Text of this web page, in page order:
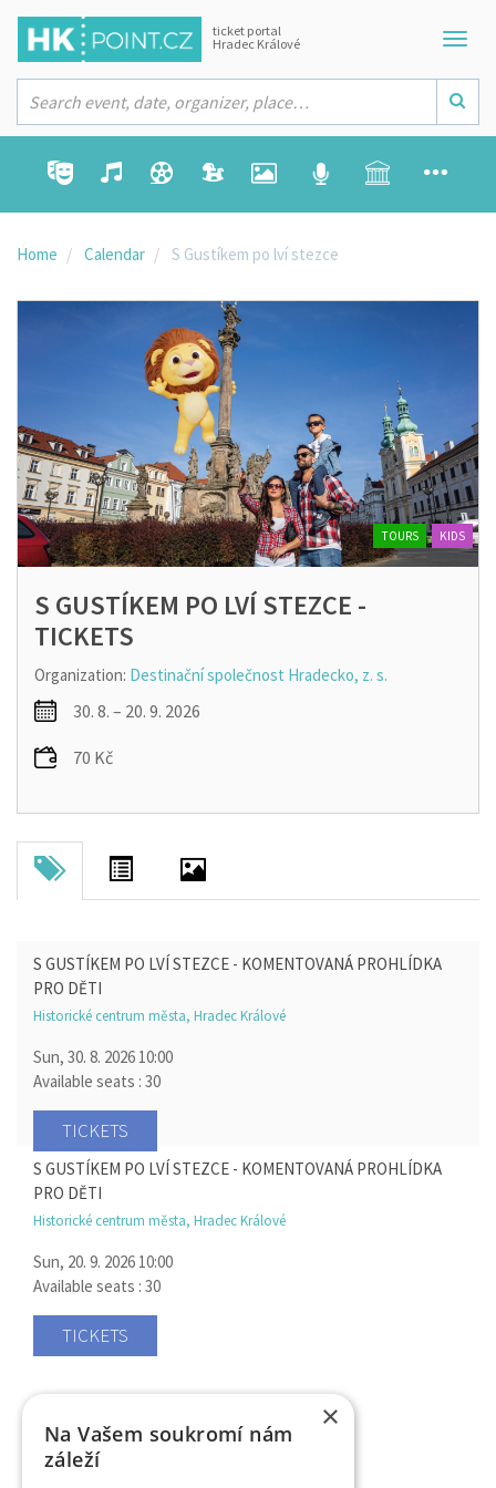
ticket portal
Hradec Králové
Home Calendar S Gustíkem po lví stezce
S GUSTÍKEM PO LVÍ STEZCE -
TICKETS
Organization: Destinační společnost Hradecko, z. s.
30. 8. – 20. 9. 2026
70 Kč
TOURS KIDS
S GUSTÍKEM PO LVÍ STEZCE - KOMENTOVANÁ PROHLÍDKA
PRO DĚTI
Historické centrum města, Hradec Králové
Sun, 30. 8. 2026 10:00
Available seats : 30
TICKETS
S GUSTÍKEM PO LVÍ STEZCE - KOMENTOVANÁ PROHLÍDKA
PRO DĚTI
Historické centrum města, Hradec Králové
Sun, 20. 9. 2026 10:00
Available seats : 30
TICKETS
×
Na Vašem soukromí nám
záleží